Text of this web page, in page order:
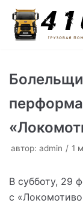
Перейти
к
автор: admin 1
В субботу, 29
с